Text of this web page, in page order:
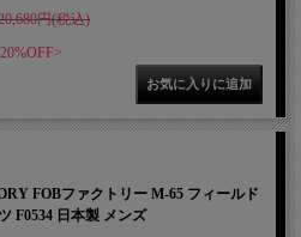
円(税込)
FOBファクトリー M-65 フィールド
F0534 日本製 メンズ